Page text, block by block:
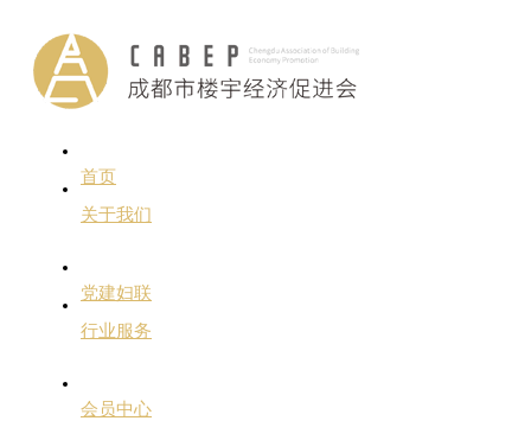
首页
关于我们
党建妇联
行业服务
会员中心